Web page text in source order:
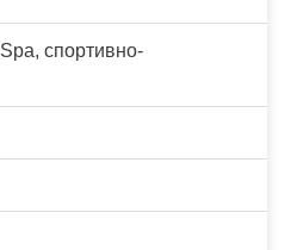
спортивно-